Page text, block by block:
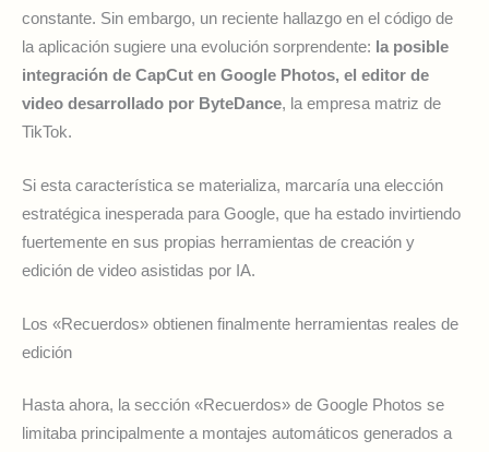
constante. Sin embargo, un reciente hallazgo en el código de
la aplicación sugiere una evolución sorprendente: la posible
integración de CapCut en Google Photos, el editor de
video desarrollado por ByteDance, la empresa matriz de
TikTok.
Si esta característica se materializa, marcaría una elección
estratégica inesperada para Google, que ha estado invirtiendo
fuertemente en sus propias herramientas de creación y
edición de video asistidas por IA.
Los «Recuerdos» obtienen finalmente herramientas reales de
edición
Hasta ahora, la sección «Recuerdos» de Google Photos se
limitaba principalmente a montajes automáticos generados a